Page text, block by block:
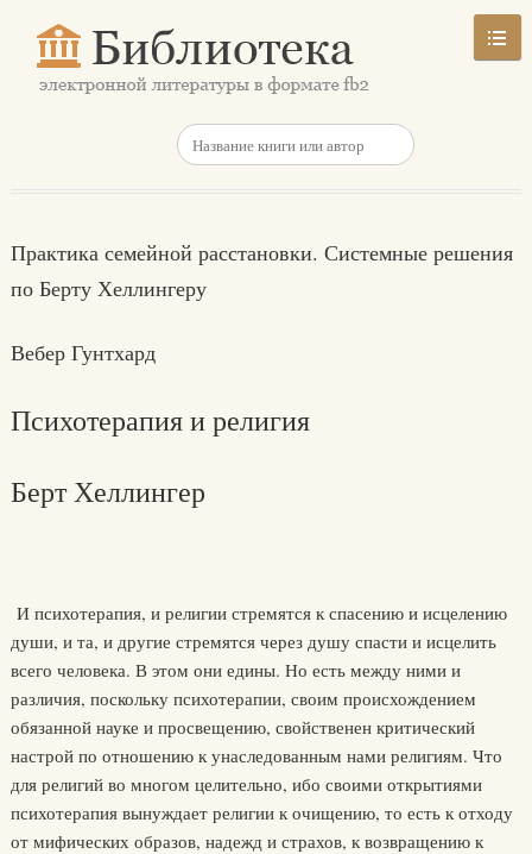
Практика семейной расстановки. Системные решения
по Берту Хеллингеру
Вебер Гунтхард
Психотерапия и религия
Берт Хеллингер
И психотерапия, и религии стремятся к спасению и исцелению
души, и та, и другие стремятся через душу спасти и исцелить
всего человека. В этом они едины. Но есть между ними и
различия, по­скольку психотерапии, своим происхождением
обязанной науке и просвещению, свойственен критический
настрой по отношению к унаследованным нами религиям. Что
для религий во многом цели­тельно, ибо своими открытиями
психотерапия вынуждает религии к очищению, то есть к отходу
от мифических образов, надежд и стра­хов, к возвращению к